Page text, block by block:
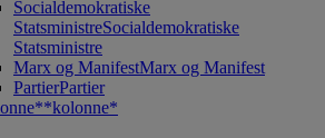
Socialdemokratiske
StatsministreSocialdemokratiske
Statsministre
Marx og ManifestMarx og Manifest
PartierPartier
*kolonne*